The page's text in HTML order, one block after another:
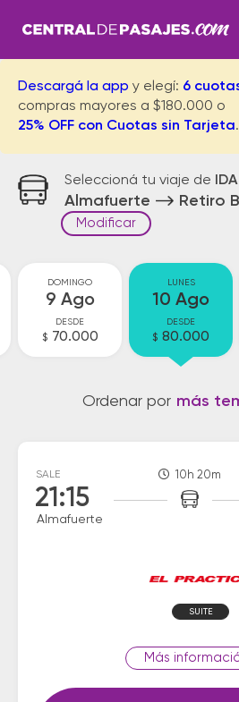
Descargá la app y elegí: 6
compras mayores a $180.000 o
25% OFF con Cuotas sin Tarjeta.
Seleccioná tu viaje de IDA
Almafuerte
Modificar
DOMINGO
9 Ago
DESDE
$ 70.000
LUNES
10 Ago
DESDE
$ 80.000
Ordenar por más
SALE
21:15
Almafuerte
10h 20m
SUITE